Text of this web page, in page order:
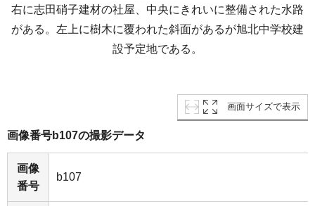
右に志田硝子建材の社屋、中央にきれいに整備された水路
がある。左上に樹木に覆われた斜面があるが旭北中学校建
設予定地である。
画面サイズで表示
画像番号b107の撮影データ
画像
番号
b107